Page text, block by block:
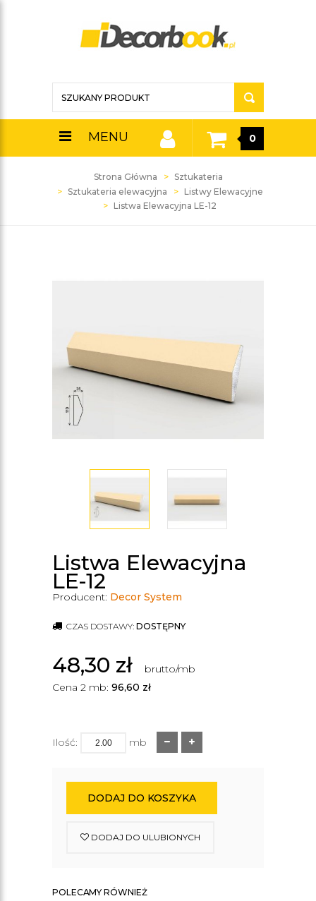
MENU 0
Strona Główna
Sztukateria
Sztukateria elewacyjna
Listwy Elewacyjne
Listwa Elewacyjna LE-12
Listwa Elewacyjna
LE-12
Producent: Decor System
CZAS DOSTAWY: DOSTĘPNY
48,30 zł
brutto/mb
Cena 2 mb: 96,60 zł
Ilość: mb
DODAJ DO KOSZYKA
DODAJ DO ULUBIONYCH
POLECAMY RÓWNIEŻ